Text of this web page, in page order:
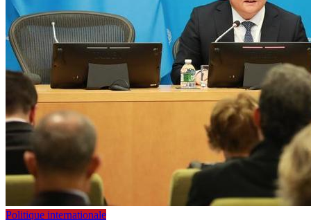
Politique internationale